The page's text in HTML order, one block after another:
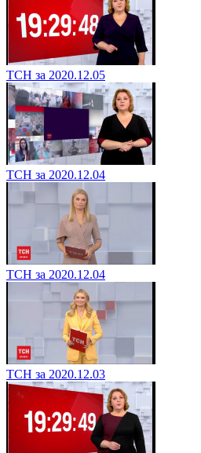
ТСН за 2020.12.05
ТСН за 2020.12.04
ТСН за 2020.12.04
ТСН за 2020.12.03